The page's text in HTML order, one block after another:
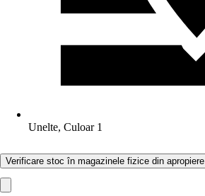
Unelte, Culoar 1
Verificare stoc în magazinele fizice din apropiere